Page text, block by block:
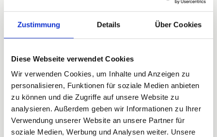
Zustimmung Details Über Cookies
Diese Webseite verwendet Cookies
Wir verwenden Cookies, um Inhalte und Anzeigen zu
personalisieren, Funktionen für soziale Medien anbieten
zu können und die Zugriffe auf unsere Website zu
analysieren. Außerdem geben wir Informationen zu Ihrer
Verwendung unserer Website an unsere Partner für
soziale Medien, Werbung und Analysen weiter. Unsere
Breite 170-180 cm
2. Schlafzimmer
Breite 170-180 cm
5 Bewertungen